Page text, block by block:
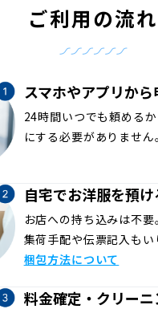
ご利用の流れ
スマホやアプリから
24時間いつでも頼める
にする必要がありません。
自宅でお洋服を預け
お店への持ち込みは不要
集荷手配や伝票記入もい
梱包方法について
料金確定・クリーニ